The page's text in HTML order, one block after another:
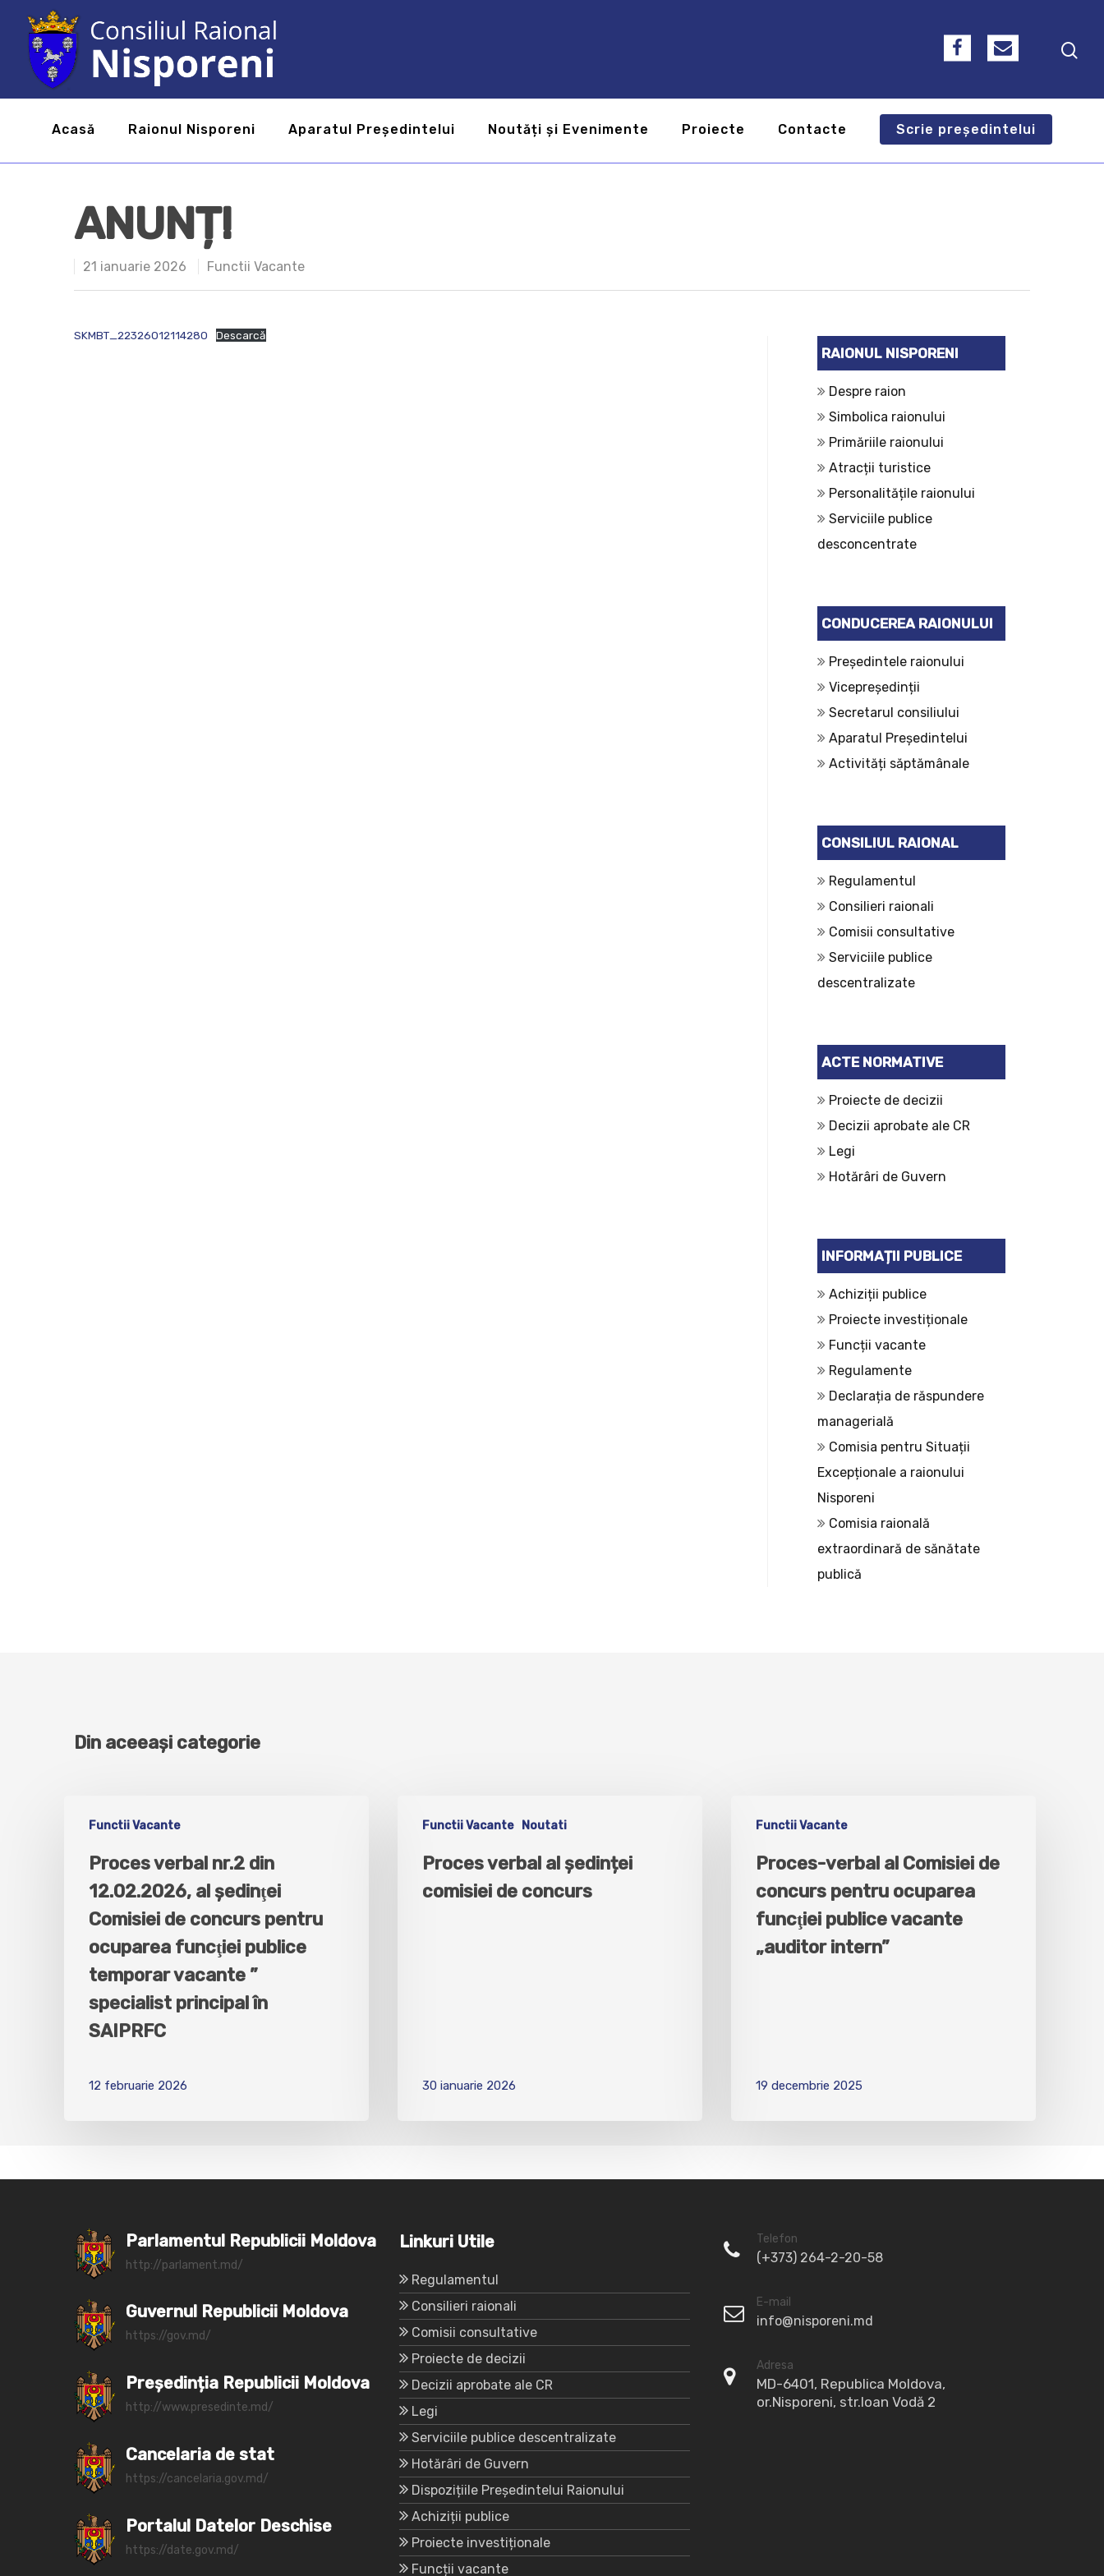
Acasă Raionul Nisporeni Aparatul Președintelui Noutăți și Evenimente Proiecte Contacte Scrie președintelui
ANUNȚ!
21 ianuarie 2026 Functii Vacante
SKMBT_22326012114280 Descarcă
RAIONUL NISPORENI
Despre raion
Simbolica raionului
Primăriile raionului
Atracții turistice
Personalitățile raionului
Serviciile publice
desconcentrate
CONDUCEREA RAIONULUI
Președintele raionului
Vicepreședinții
Secretarul consiliului
Aparatul Președintelui
Activități săptămânale
CONSILIUL RAIONAL
Regulamentul
Consilieri raionali
Comisii consultative
Serviciile publice
descentralizate
ACTE NORMATIVE
Proiecte de decizii
Decizii aprobate ale CR
Legi
Hotărâri de Guvern
INFORMAȚII PUBLICE
Achiziții publice
Proiecte investiționale
Funcții vacante
Regulamente
Declarația de răspundere
managerială
Comisia pentru Situații
Excepționale a raionului
Nisporeni
Comisia raională
extraordinară de sănătate
publică
Din aceeași categorie
Functii Vacante
Proces verbal nr.2 din
12.02.2026, al şedinţei
Comisiei de concurs pentru
ocuparea funcţiei publice
temporar vacante ”
specialist principal în
SAIPRFC
12 februarie 2026
Functii Vacante Noutati
Proces verbal al ședinței
comisiei de concurs
30 ianuarie 2026
Functii Vacante
Proces-verbal al Comisiei de
concurs pentru ocuparea
funcţiei publice vacante
„auditor intern”
19 decembrie 2025
Parlamentul Republicii Moldova
http://parlament.md/
Guvernul Republicii Moldova
https://gov.md/
Președinția Republicii Moldova
http://www.presedinte.md/
Cancelaria de stat
https://cancelaria.gov.md/
Portalul Datelor Deschise
https://date.gov.md/
Linkuri Utile
Regulamentul
Consilieri raionali
Comisii consultative
Proiecte de decizii
Decizii aprobate ale CR
Legi
Serviciile publice descentralizate
Hotărâri de Guvern
Dispozițiile Președintelui Raionului
Achiziții publice
Proiecte investiționale
Funcții vacante
Telefon
(+373) 264-2-20-58
E-mail
info@nisporeni.md
Adresa
MD-6401, Republica Moldova,
or.Nisporeni, str.Ioan Vodă 2